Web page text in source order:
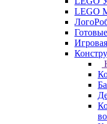
LEGO